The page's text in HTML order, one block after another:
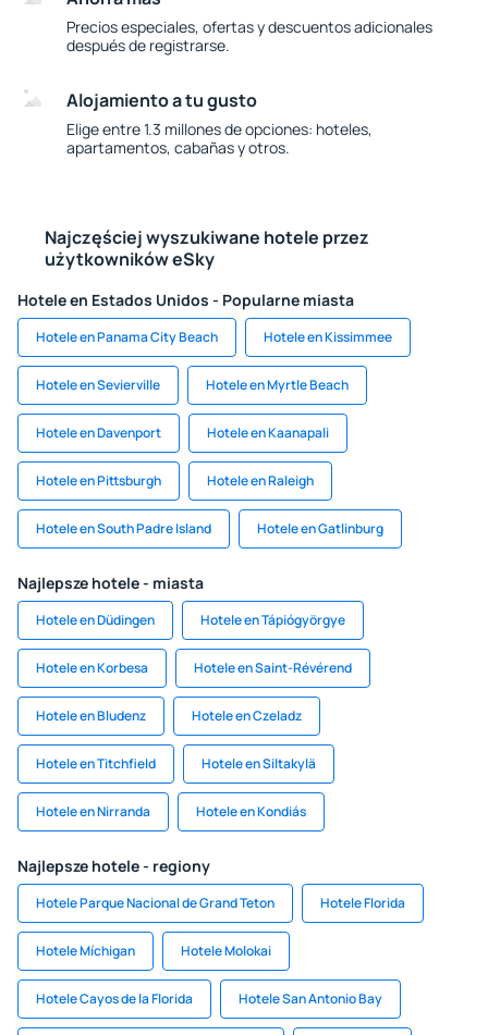
Precios especiales, ofertas y descuentos adicionales
después de registrarse.
Alojamiento a tu gusto
Elige entre 1.3 millones de opciones: hoteles,
apartamentos, cabañas y otros.
Najczęściej wyszukiwane hotele przez
użytkowników eSky
Hotele en Estados Unidos - Popularne miasta
Hotele en Panama City Beach Hotele en Kissimmee
Hotele en Sevierville Hotele en Myrtle Beach
Hotele en Davenport Hotele en Kaanapali
Hotele en Pittsburgh Hotele en Raleigh
Hotele en South Padre Island Hotele en Gatlinburg
Najlepsze hotele - miasta
Hotele en Düdingen Hotele en Tápiógyörgye
Hotele en Korbesa Hotele en Saint-Révérend
Hotele en Bludenz Hotele en Czeladz
Hotele en Titchfield Hotele en Siltakylä
Hotele en Nirranda Hotele en Kondiás
Najlepsze hotele - regiony
Hotele Parque Nacional de Grand Teton Hotele Florida
Hotele Míchigan Hotele Molokai
Hotele Cayos de la Florida Hotele San Antonio Bay